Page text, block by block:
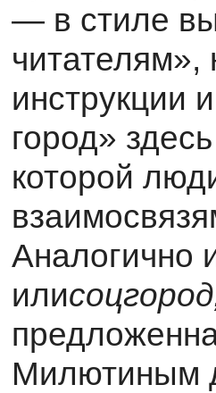
— в стиле
инструкции
город»
которой
Аналогично
или
Милютиным